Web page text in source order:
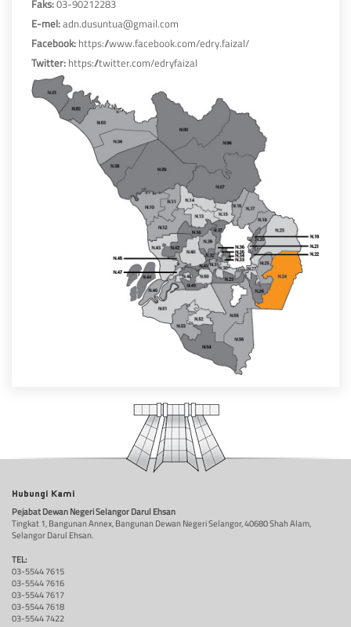
Faks:03-90212283
E-mel:adn.dusuntua@gmail.com
Facebook: https://www.facebook.com/edry.faizal/
Twitter: https://twitter.com/edryfaizal
Hubungi Kami
Pejabat Dewan Negeri Selangor Darul Ehsan
Tingkat 1, Bangunan Annex, Bangunan Dewan Negeri Selangor, 40680 Shah Alam,
Selangor Darul Ehsan.
TEL:
03-5544 7615
03-5544 7616
03-5544 7617
03-5544 7618
03-5544 7422